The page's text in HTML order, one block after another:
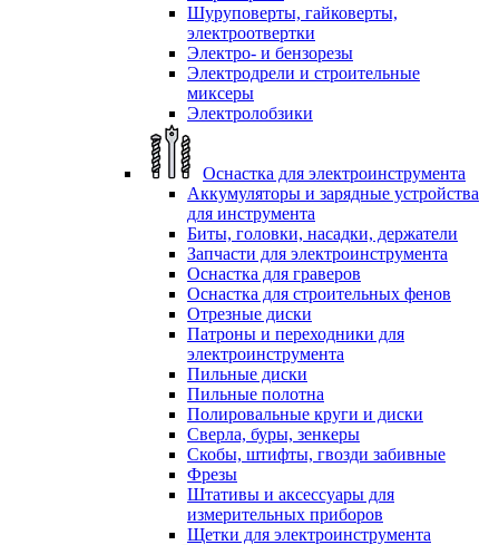
Шуруповерты, гайковерты,
электроотвертки
Электро- и бензорезы
Электродрели и строительные
миксеры
Электролобзики
Оснастка для электроинструмента
Аккумуляторы и зарядные устройства
для инструмента
Биты, головки, насадки, держатели
Запчасти для электроинструмента
Оснастка для граверов
Оснастка для строительных фенов
Отрезные диски
Патроны и переходники для
электроинструмента
Пильные диски
Пильные полотна
Полировальные круги и диски
Сверла, буры, зенкеры
Скобы, штифты, гвозди забивные
Фрезы
Штативы и аксессуары для
измерительных приборов
Щетки для электроинструмента